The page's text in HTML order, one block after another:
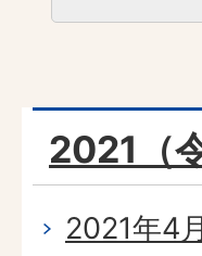
2021（
2021年4